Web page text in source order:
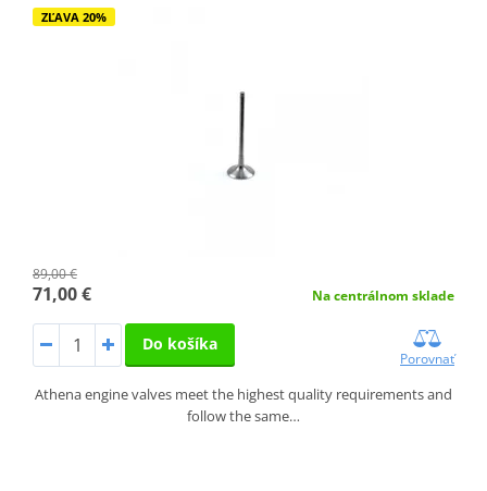
ZĽAVA 20%
89,00 €
71,00 € Na centrálnom sklade
Do košíka
Porovnať
Athena engine valves meet the highest quality requirements and
follow the same…